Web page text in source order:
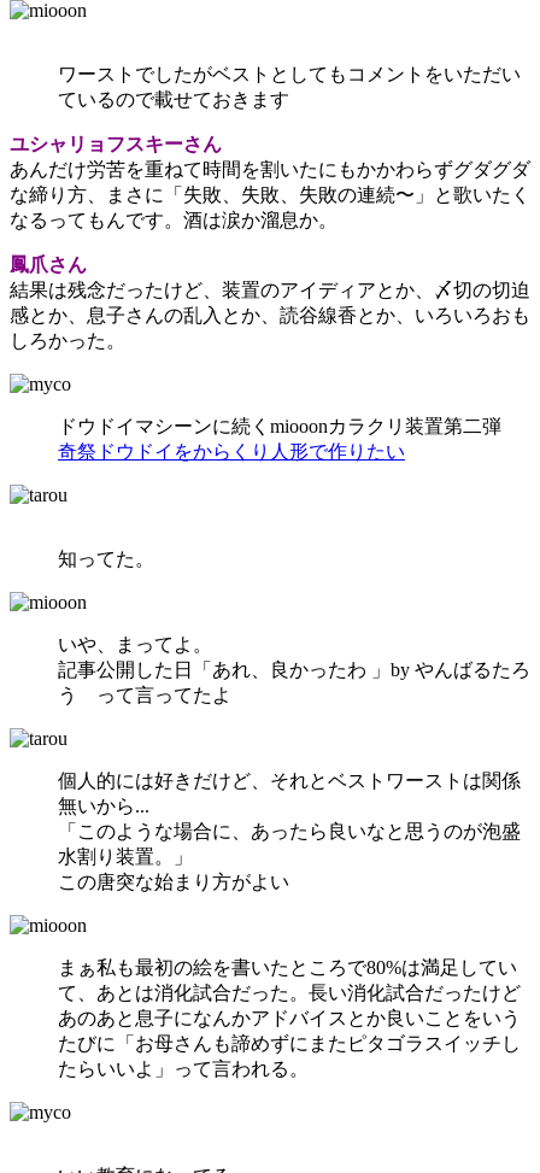
ワーストでしたがベストとしてもコメントをいただい
ているので載せておきます
ユシャリョフスキーさん
あんだけ労苦を重ねて時間を割いたにもかかわらずグダグダ
な締り方、まさに「失敗、失敗、失敗の連続〜」と歌いたく
なるってもんです。酒は涙か溜息か。
鳳爪さん
結果は残念だったけど、装置のアイディアとか、〆切の切迫
感とか、息子さんの乱入とか、読谷線香とか、いろいろおも
しろかった。
ドウドイマシーンに続くmiooonカラクリ装置第二弾
奇祭ドウドイをからくり人形で作りたい
知ってた。
いや、まってよ。
記事公開した日「あれ、良かったわ 」by やんばるたろ
う って言ってたよ
個人的には好きだけど、それとベストワーストは関係
無いから...
「このような場合に、あったら良いなと思うのが泡盛
水割り装置。」
この唐突な始まり方がよい
まぁ私も最初の絵を書いたところで80%は満足してい
て、あとは消化試合だった。長い消化試合だったけど
あのあと息子になんかアドバイスとか良いことをいう
たびに 「お母さんも諦めずにまたピタゴラスイッチし
たらいいよ」
って言われる。